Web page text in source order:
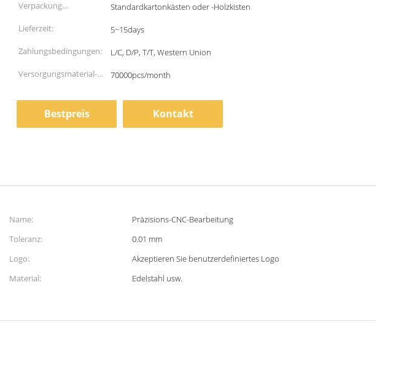
Verpackung
Informationen:
Standardkartonkästen oder -Holzkisten
Lieferzeit:
5~15days
Zahlungsbedingungen:
L/C, D/P, T/T, Western Union
Versorgungsmaterial-
70000pcs/month
Bestpreis Kontakt
Name:
Präzisions-CNC-Bearbeitung
Toleranz:
0.01 mm
Logo:
Akzeptieren Sie benutzerdefiniertes Logo
Material:
Edelstahl usw.